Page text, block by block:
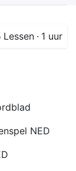
Lessen · 1 uur
NED